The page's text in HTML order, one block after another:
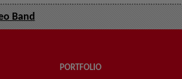
Band
PORTFOLIO